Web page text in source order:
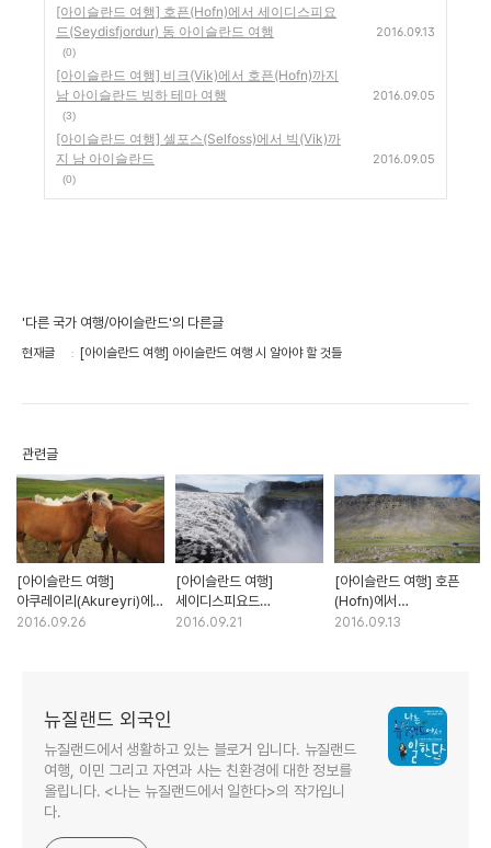
[아이슬란드 여행] 호픈(Hofn)에서 세이디스피요
드(Seydisfjordur) 동 아이슬란드 여행
(0)
2016.09.13
[아이슬란드 여행] 비크(Vik)에서 호픈(Hofn)까지
남 아이슬란드 빙하 테마 여행
(3)
2016.09.05
[아이슬란드 여행] 셀포스(Selfoss)에서 빅(Vik)까
지 남 아이슬란드
(0)
2016.09.05
'다른 국가 여행/아이슬란드'의 다른글
현재글 [아이슬란드 여행] 아이슬란드 여행 시 알아야 할 것들
관련글
[아이슬란드 여행]
아쿠레이리(Akureyri)에서
보르가네스 (Borgarnes)
2016.09.26
[아이슬란드 여행]
세이디스피요드
(Seydisfjordur)에서
2016.09.21
[아이슬란드 여행] 호픈
(Hofn)에서
세이디스피요드
2016.09.13
뉴질랜드 외국인
뉴질랜드에서 생활하고 있는 블로거 입니다. 뉴질랜드
여행, 이민 그리고 자연과 사는 친환경에 대한 정보를
올립니다. <나는 뉴질랜드에서 일한다>의 작가입니
다.